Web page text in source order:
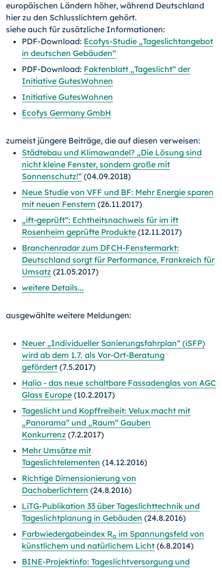
europäischen Ländern höher, während Deutschland
hier zu den Schlusslichtern gehört.
siehe auch für zusätzliche Informationen:
PDF-Download: Ecofys-Studie „Tageslichtangebot
in deutschen Gebäuden“
PDF-Download: Faktenblatt „Tageslicht“ der
Initiative GutesWohnen
Initiative GutesWohnen
Ecofys Germany GmbH
zumeist jüngere Beiträge, die auf diesen verweisen:
Städtebau und Klimawandel? „Die Lösung sind
nicht kleine Fenster, sondern große mit
Sonnenschutz!“ (04.09.2018)
Neue Studie von VFF und BF: Mehr Energie sparen
mit neuen Fenstern (26.11.2017)
„ift-geprüft“: Echtheitsnachweis für im ift
Rosenheim geprüfte Produkte (12.11.2017)
Branchenradar zum DFCH-Fenstermarkt:
Deutschland sorgt für Performance, Frankreich für
Umsatz (21.05.2017)
weitere Details...
ausgewählte weitere Meldungen:
Neuer „Individueller Sanierungsfahrplan“ (iSFP)
wird ab dem 1.7. als Vor-Ort-Beratung
gefördert (7.5.2017)
Halio - das neue schaltbare Fassadenglas von AGC
Glass Europe (10.2.2017)
Tageslicht und Kopffreiheit: Velux macht mit
„Panorama“ und „Raum“ Gauben
Konkurrenz (7.2.2017)
Mehr Umsätze mit
Tageslichtelementen (14.12.2016)
Richtige Dimensionierung von
Dachoberlichtern (24.8.2016)
LiTG-Publikation 33 über Tageslichttechnik und
Tageslichtplanung in Gebäuden (24.8.2016)
Farbwiedergabeindex Ra im Spannungsfeld von
künstlichem und natürlichem Licht (6.8.2014)
BINE-Projektinfo: Tageslichtversorgung und